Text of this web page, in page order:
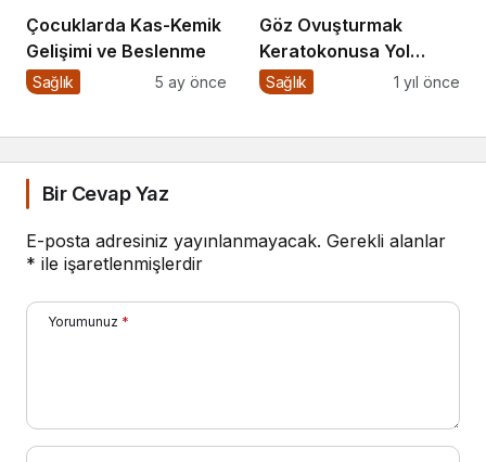
Çocuklarda Kas-Kemik
Gelişimi ve Beslenme
Sağlık 5 ay önce
Göz Ovuşturmak
Keratokonusa Yol
Açabilir
Sağlık 1 yıl önce
Bir Cevap Yaz
E-posta adresiniz yayınlanmayacak. Gerekli alanlar
* ile işaretlenmişlerdir
Yorumunuz *